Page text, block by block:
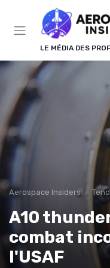
LE MÉDIA DES
Aerospace Insiders
A10
combat
l'USAF
Panneau de gestion des